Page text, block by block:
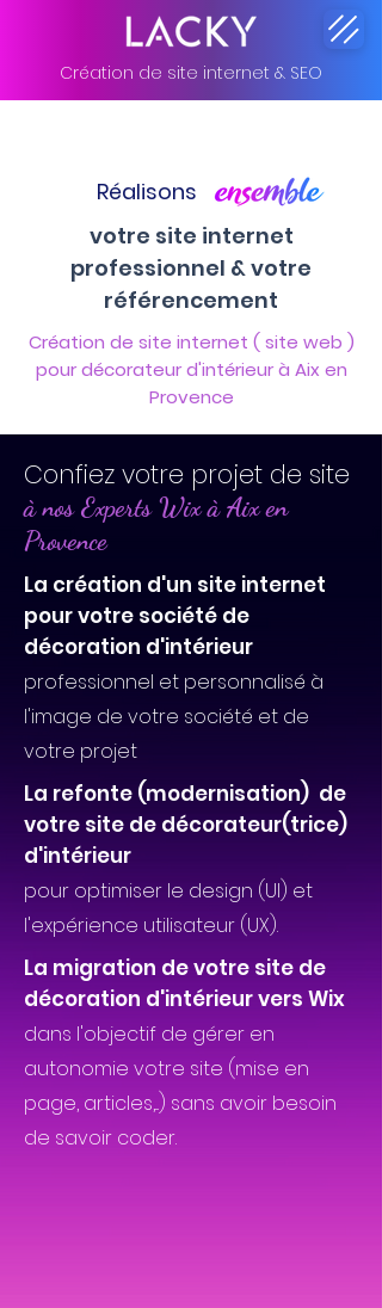
Création de site internet & SEO
Réalisons
votre site internet
professionnel & votre
référencement
Création de site internet ( site web )
pour décorateur d'intérieur à Aix en
Provence
Confiez votre projet de site
à nos Experts Wix à Aix en
Provence
La création d'un site internet
pour votre société de
décoration d'intérieur
professionnel et personnalisé à
l'image de votre société et de
votre projet
La refonte (modernisation) de
votre site de décorateur(trice)
d'intérieur
pour optimiser le design (UI) et
l'expérience utilisateur (UX).
La migration de votre site de
décoration d'intérieur vers Wix
dans l'objectif de gérer en
autonomie votre site (mise en
page, articles,...) sans avoir besoin
de savoir coder.